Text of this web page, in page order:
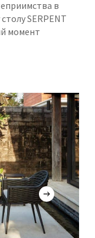
в
SERPENT
момент